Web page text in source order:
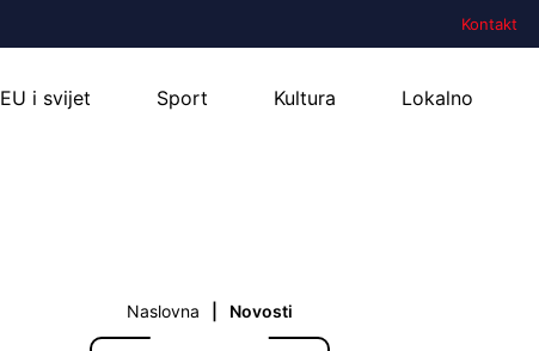
Kontakt
EU i svijet Sport Kultura Lokalno
Naslovna Novosti